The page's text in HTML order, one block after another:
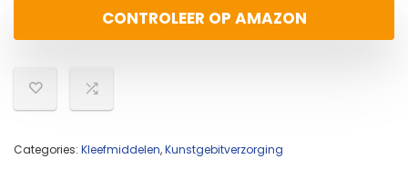
CONTROLEER OP AMAZON
Categories: Kleefmiddelen,Kunstgebitverzorging